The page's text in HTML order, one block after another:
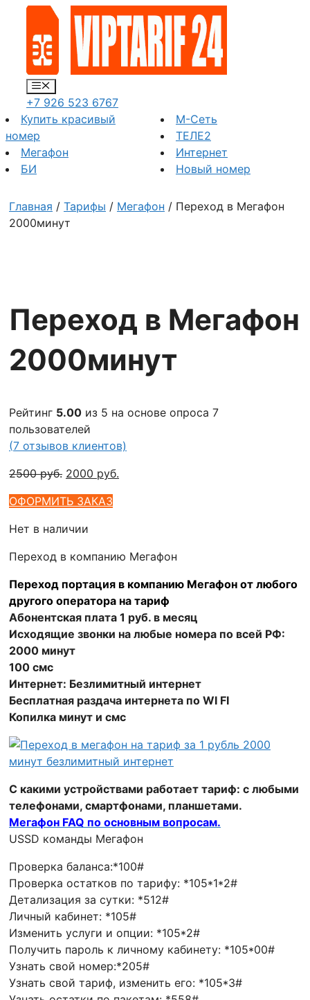
содержимому
Меню
+7 926 523 6767
Купить красивый
номер
Мегафон
БИ
М-Сеть
ТЕЛЕ2
Интернет
Новый номер
Главная / Тарифы / Мегафон / Переход в Мегафон
2000минут
Переход в Мегафон
2000минут
Рейтинг 5.00 из 5 на основе опроса 7
пользователей
(7 отзывов клиентов)
2500руб. Первоначальная
составляла
2000 руб.
ОФОРМИТЬ ЗАКАЗ
Нет в наличии
Переход в компанию Мегафон
Переход портация в компанию Мегафон от любого
другого оператора на тариф
Абонентская плата 1 руб. в месяц
Исходящие звонки на любые номера по всей РФ:
2000 минут
100 смс
Интернет: Безлимитный интернет
Бесплатная раздача интернета по WI FI
Копилка минут и смс
С какими устройствами работает тариф: с любыми
телефонами, смартфонами, планшетами.
Мегафон FAQ по основным вопросам.
USSD команды Мегафон
Проверка баланса:*100#
Проверка остатков по тарифу: *105*1*2#
Детализация за сутки: *512#
Личный кабинет: *105#
Изменить услуги и опции: *105*2#
Получить пароль к личному кабинету: *105*00#
Узнать свой номер:*205#
Узнать свой тариф, изменить его: *105*3#